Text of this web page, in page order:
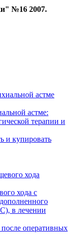
№16 2007.
астме:
терапии и
хода с
в лечении